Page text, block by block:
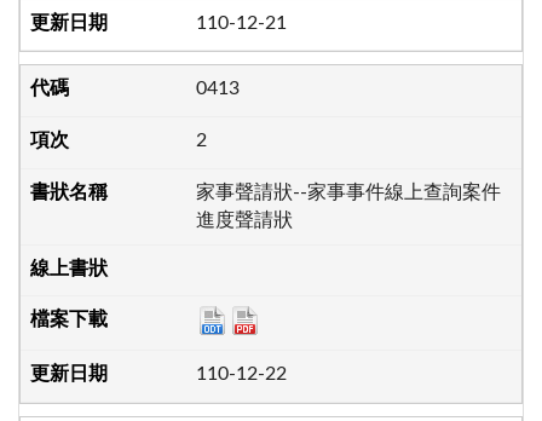
110-12-21
0413
2
家事聲請狀--家事事件線上查詢案件
進度聲請狀
110-12-22